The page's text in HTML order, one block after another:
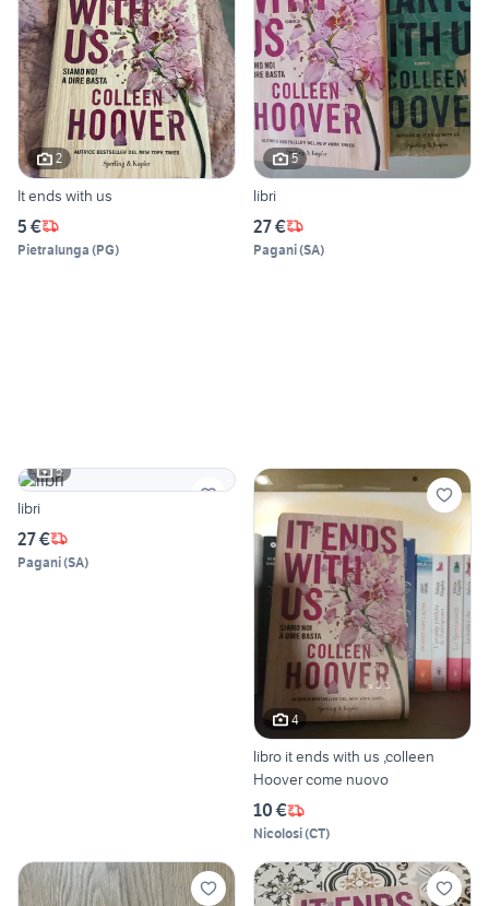
2
It ends with us
5 €
Pietralunga (PG)
5
libri
27 €
Pagani(SA)
5
libri
27 €
Pagani(SA)
4
libro it ends with us ,colleen
Hoover come nuovo
10 €
Nicolosi(CT)